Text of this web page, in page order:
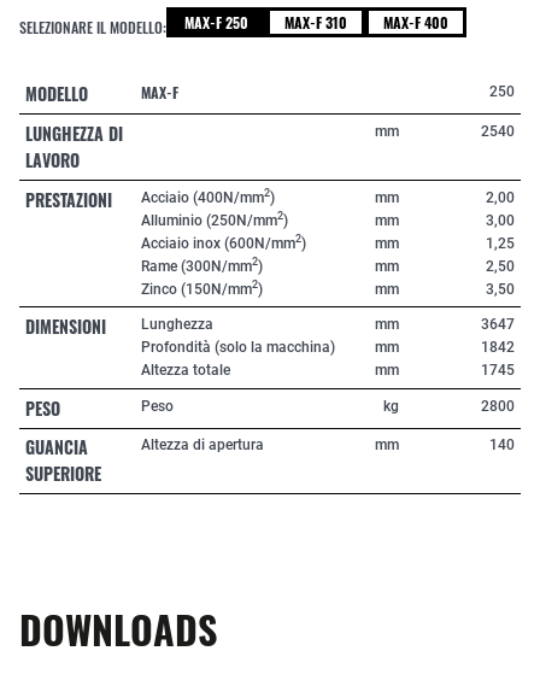
SELEZIONARE IL MODELLO: MAX-F 250 MAX-F 310 MAX-F 400
MODELLO MAX-F 250
LUNGHEZZA DI
LAVORO
mm 2540
PRESTAZIONI Acciaio (400N/mm2)
Alluminio (250N/mm2)
Acciaio inox (600N/mm2)
Rame (300N/mm2)
Zinco (150N/mm2)
mm
mm
mm
mm
mm
2,00
3,00
1,25
2,50
3,50
DIMENSIONI
Lunghezza
Profondità (solo la macchina)
Altezza totale
mm
mm
mm
3647
1842
1745
PESO Peso kg 2800
GUANCIA
SUPERIORE
Altezza di apertura mm 140
DOWNLOADS